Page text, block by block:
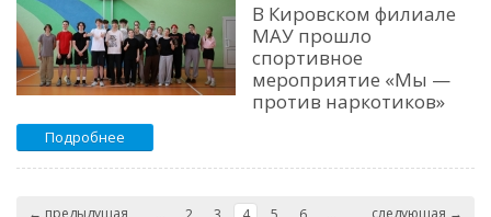
В Кировском филиале
МАУ прошло
спортивное
мероприятие «Мы —
против наркотиков»
Подробнее